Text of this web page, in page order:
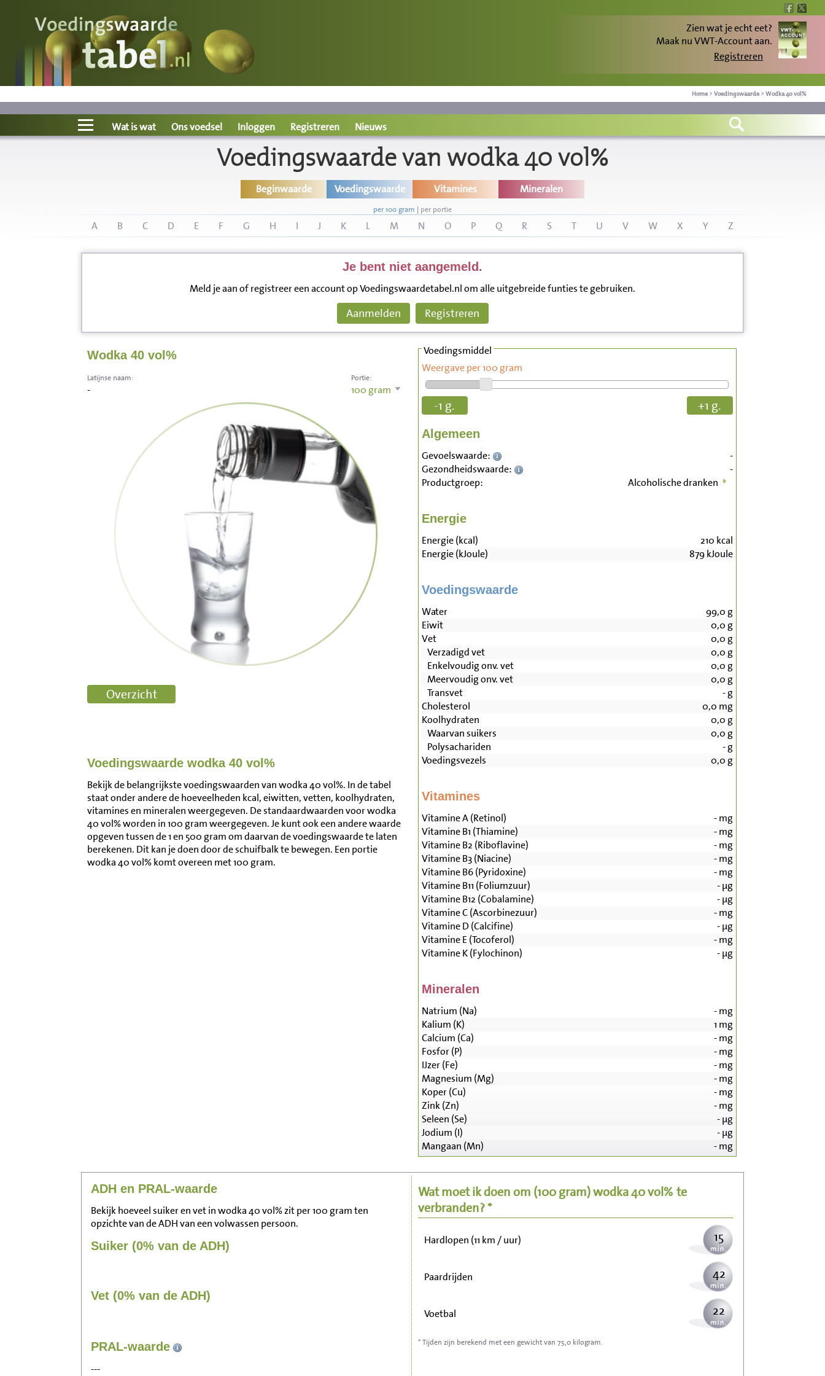
Zien wat je echt eet?
Maak nu VWT-Account aan.
Registreren
Home > Voedingswaarde > Wodka 40 vol%
Voedingswaarde
Wat is wat?
Ons voedsel
Wat is wat Ons voedsel Inloggen Registreren Nieuws
Voedingswaarde van wodka 40 vol%
Beginwaarde Voedingswaarde Vitamines Mineralen
per 100 gram | per portie
A B C D E F G H I J K L M N O P Q R S T U V W X Y Z
Je bent niet aangemeld.
Meld je aan of registreer een account op Voedingswaardetabel.nl om alle uitgebreide funties te gebruiken.
Aanmelden Registreren
Wodka 40 vol%
Portie:
100 gram
Latijnse naam:
-
Voedingswaarde wodka 40 vol%
Bekijk de belangrijkste voedingswaarden van wodka 40 vol%. In de tabel
staat onder andere de hoeveelheden kcal, eiwitten, vetten, koolhydraten,
vitamines en mineralen weergegeven. De standaardwaarden voor wodka
40 vol% worden in 100 gram weergegeven. Je kunt ook een andere waarde
opgeven tussen de 1 en 500 gram om daarvan de voedingswaarde te laten
berekenen. Dit kan je doen door de schuifbalk te bewegen. Een portie
wodka 40 vol% komt overeen met 100 gram.
Voedingsmiddel
Weergave per 100 gram
-1 g. +1 g.
Algemeen
Gevoelswaarde:
-
Gezondheidswaarde:
-
Productgroep:
Alcoholische dranken
Energie
Energie (kcal) 210 kcal
Energie (kJoule)
879kJoule
Voedingswaarde
Water 99,0 g
Eiwit
0,0 g
Vet
0,0 g
Verzadigd vet
0,0 g
Enkelvoudig onv. vet
0,0 g
Meervoudig onv. vet
0,0 g
Transvet
-g
Cholesterol
0,0 mg
Koolhydraten
0,0 g
Waarvan suikers
0,0 g
Polysachariden
-g
Voedingsvezels
0,0 g
Vitamines
Vitamine A (Retinol) -mg
Vitamine B1 (Thiamine)
-mg
Vitamine B2 (Riboflavine)
-mg
Vitamine B3 (Niacine)
-mg
Vitamine B6 (Pyridoxine)
-mg
Vitamine B11 (Foliumzuur)
-µg
Vitamine B12 (Cobalamine)
-µg
Vitamine C (Ascorbinezuur)
-mg
Vitamine D (Calcifine)
-µg
Vitamine E (Tocoferol)
-mg
Vitamine K (Fylochinon)
-µg
Mineralen
Natrium (Na) -mg
Kalium (K)
1 mg
Calcium (Ca)
-mg
Fosfor (P)
-mg
IJzer (Fe)
-mg
Magnesium (Mg)
-mg
Koper (Cu)
-mg
Zink (Zn)
-mg
Seleen (Se)
-µg
Jodium (I)
-µg
Mangaan (Mn)
-mg
ADH en PRAL-waarde
Bekijk hoeveel suiker en vet in wodka 40 vol% zit per 100 gram ten
opzichte van de ADH van een volwassen persoon.
Suiker (0% van de ADH)
Vet (0% van de ADH)
PRAL-waarde
---
Wat moet ik doen om (100 gram)wodka 40 vol% te
verbranden? *
Zitten, tv kijken 153
Wandelen (5 km/uur)
Hardlopen (11 km / uur) 15
Paardrijden 42
Voetbal 22
Stofzuigen
* Tijden zijn berekend met een gewicht van 75,0 kilogram.